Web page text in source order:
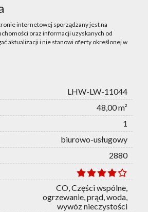
internetowej sporządzany jest na
oraz informacji uzyskanych od
aktualizacji i nie stanowi oferty określonej w
LHW-LW-11044
48,00 m²
1
biurowo-usługowy
2880
CO, Części wspólne,
ogrzewanie, prąd, woda,
wywóz nieczystości